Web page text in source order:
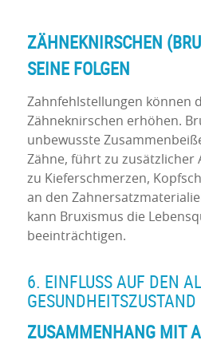
ZÄHNEKNIRSCHEN
SEINE FOLGEN
Zahnfehlstellungen können
Zähneknirschen erhöhen.
unbewusste
Zähne, führt zu zusätzlicher
zu Kieferschmerzen,
an den
kann Bruxismus die
beeinträchtigen.
6. EINFLUSS AUF DEN
GESUNDHEITSZUSTAND
ZUSAMMENHANG MIT